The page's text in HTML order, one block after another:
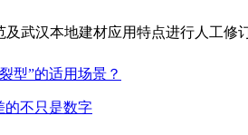
武汉本地建材应用特点进行人工
型”的适用场景？
的不只是数字